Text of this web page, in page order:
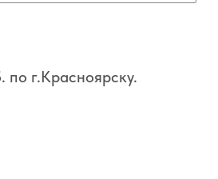
по г.Красноярску.